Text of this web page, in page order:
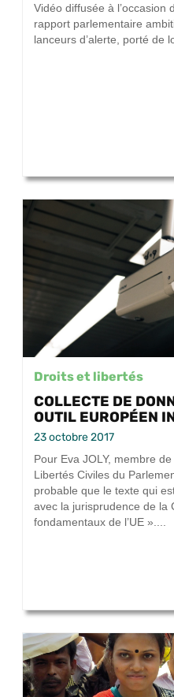
Vidéo diffusée à l’occasion
rapport parlementaire
lanceurs d’alerte, porté de
Droits et libertés
COLLECTE DE
OUTIL EUROPÉEN
23 octobre 2017
Pour Eva JOLY, membre
Libertés Civiles du
probable que le texte qui
avec la jurisprudence de la
fondamentaux de l’UE »....